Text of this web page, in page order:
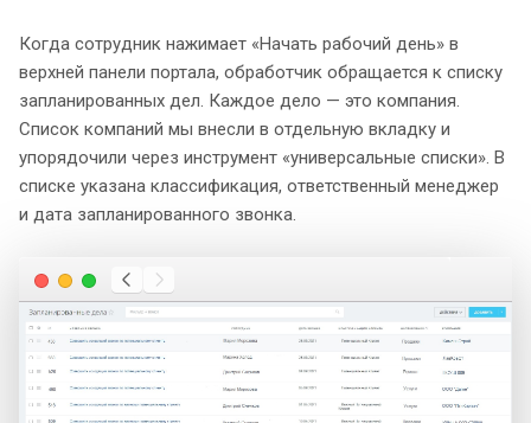
Когда сотрудник нажимает «Начать рабочий день» в
верхней панели портала, обработчик обращается к списку
запланированных дел. Каждое дело — это компания.
Список компаний мы внесли в отдельную вкладку и
упорядочили через инструмент «универсальные списки». В
списке указана классификация, ответственный менеджер
и дата запланированного звонка.